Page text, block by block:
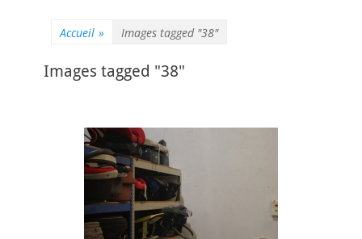
Accueil » Images tagged "38"
Images tagged "38"